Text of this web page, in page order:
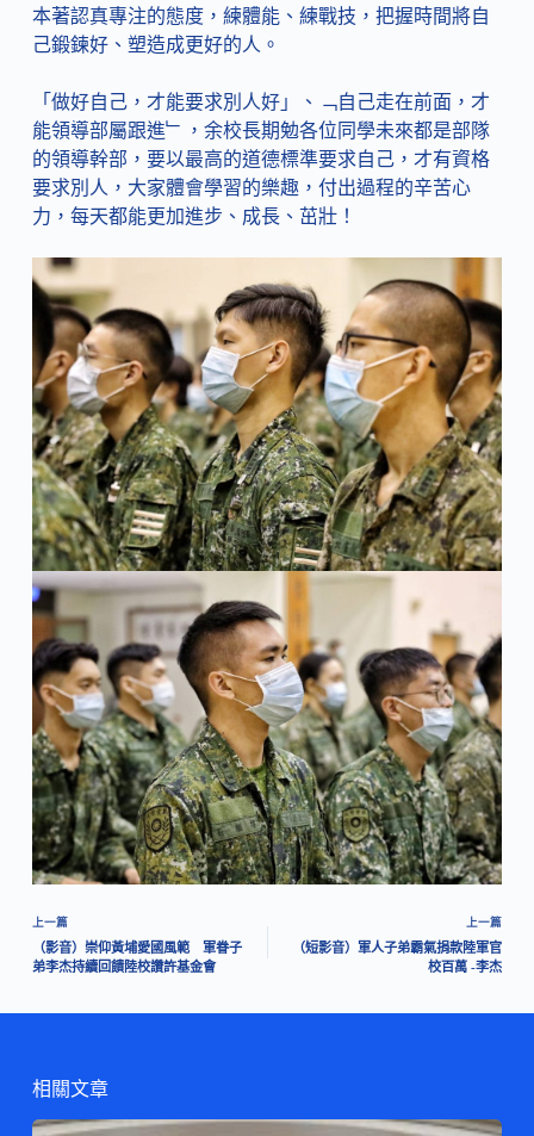
本著認真專注的態度，練體能、練戰技，把握時間將自
己鍛鍊好、塑造成更好的人。
「做好自己，才能要求別人好」、﹁自己走在前面，才
能領導部屬跟進﹂，余校長期勉各位同學未來都是部隊
的領導幹部，要以最高的道德標準要求自己，才有資格
要求別人，大家體會學習的樂趣，付出過程的辛苦心
力，每天都能更加進步、成長、茁壯！
上一篇
（影音）崇仰黃埔愛國風範 軍眷子
弟李杰持續回饋陸校讚許基金會
上一篇
（短影音）軍人子弟霸氣捐款陸軍官
校百萬 -李杰
相關文章